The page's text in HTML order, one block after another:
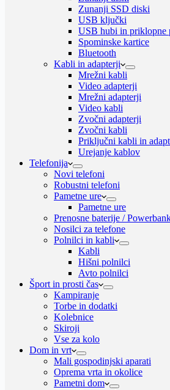
Zunanji SSD diski
USB ključki
USB hubi in priklopne
Spominske kartice
Bluetooth
Kabli in adapterji
Mrežni kabli
Video adapterji
Mrežni adapterji
Video kabli
Zvočni adapterji
Zvočni kabli
Priključni kabli in
Urejanje kablov
Telefonija
Novi telefoni
Robustni telefoni
Pametne ure
Pametne ure
Prenosne baterije /
Nosilci za telefone
Polnilci in kabli
Kabli
Hišni polnilci
Avto polnilci
Šport in prosti čas
Kampiranje
Torbe in dodatki
Kolebnice
Skiroji
Vse za kolo
Dom in vrt
Mali gospodinjski aparati
Oprema vrta in okolice
Pametni dom